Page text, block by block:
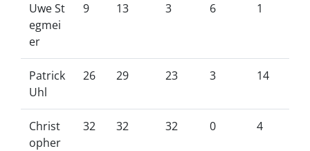
Uwe St
egmei
er
9 13 3 6 1
Patrick
Uhl
26 29 23 3 14
Christ
opher
32 32 32 0 4